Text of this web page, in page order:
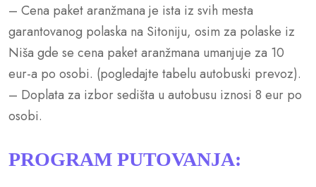
– Cena paket aranžmana je ista iz svih mesta
garantovanog polaska na Sitoniju, osim za polaske iz
Niša gde se cena paket aranžmana umanjuje za 10
eur-a po osobi. (pogledajte tabelu autobuski prevoz).
– Doplata za izbor sedišta u autobusu iznosi 8 eur po
osobi.
PROGRAM PUTOVANJA: